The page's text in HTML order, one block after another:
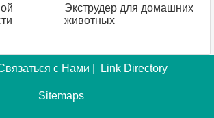
Экструдер для домашних
животных
с Нами Link Directory
Sitemaps